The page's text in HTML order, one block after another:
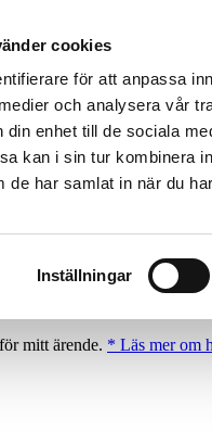
cookies
för att anpassa
och analysera vår
din enhet till de sociala
kan i sin tur kombinera
de har samlat in när du
Inställningar
mitt ärende. * Läs mer om